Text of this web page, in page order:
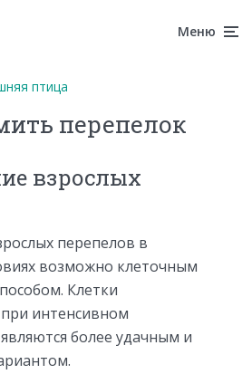
Меню
птица
перепелок
взрослых
перепелов в
возможно клеточным
Клетки
интенсивном
более удачным и